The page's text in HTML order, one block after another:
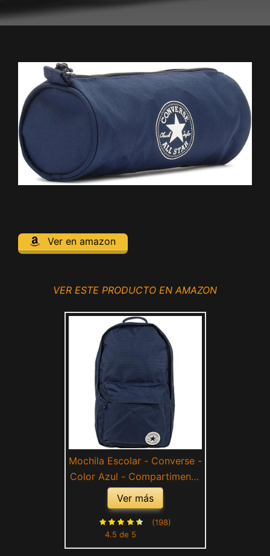
Ver en amazon
VER ESTE PRODUCTO EN AMAZON
Mochila Escolar - Converse -
Color Azul - Compartimento
Acolchado Principal y
Bolsillo Frontal - con Tira
para Ordenador - Tirantes
Ergonómicos - 46x14x30
Ver más
4.5 de 5
(198)